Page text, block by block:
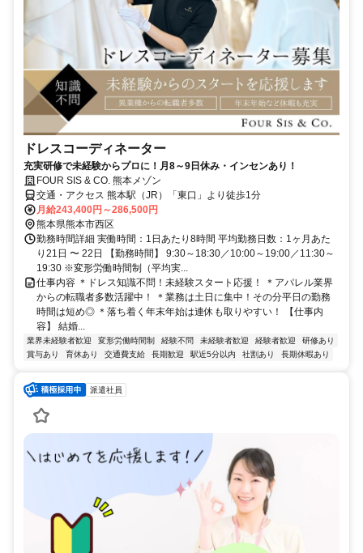
ドレスコーディネーター
充実研修で未経験からプロに！月8～9日休み・インセンあり！
FOUR SIS & CO. 熊本メゾン
交通・アクセス 熊本駅（JR）「東口」より徒歩1分
月給243,400円～286,500円
熊本県熊本市西区
勤務時間詳細 実働時間：1日あたり8時間 平均勤務日数：1ヶ月あた
り21日 〜 22日 【勤務時間】 9:30～18:30／10:00～19:00／11:30～
19:30 ※変形労働時間制（平均実...
仕事内容 ＊ドレス知識不問！未経験スタート応援！ ＊アパレル業界
からの転職者多数活躍中！ ＊業務は土日に集中！その分平日の勤務
時間は短め◎ ＊落ち着く年末年始は連休も取りやすい！ 【仕事内
容】 結婚...
業界未経験者歓迎 変形労働時間制 経験不問 未経験者歓迎 経験者歓迎
研修あり
賞与あり
育休あり 交通費支給 長期歓迎 駅近5分以内 社割あり 長期休暇あり
派遣社員